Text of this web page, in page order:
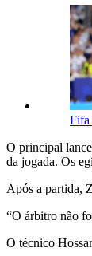
Fifa
O principal
da jogada. Os
Após a partida,
“O árbitro não
O técnico